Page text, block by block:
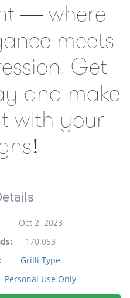
— where
meets
Get
and make
with your
Oct 2, 2023
170,053
Grilli Type
Personal Use Only